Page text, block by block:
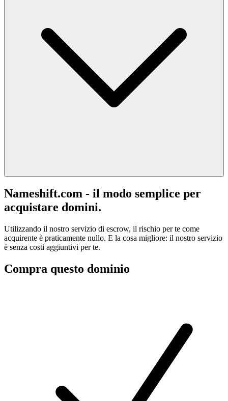
Nameshift.com - il modo semplice per
acquistare domini.
Utilizzando il nostro servizio di escrow, il rischio per te come
acquirente è praticamente nullo. E la cosa migliore: il nostro servizio
è senza costi aggiuntivi per te.
Compra questo dominio